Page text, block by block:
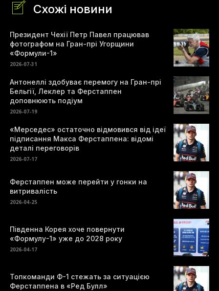
Схожі новини
Президент Чехії Петр Павел працював
фотографом на Гран-прі Угорщини
«Формули-1»
2026-07-31
Антонеллі здобуває перемогу на Гран-прі
Бельгії, Леклер та Ферстаппен
доповнюють подіум
2026-07-19
«Мерседес» остаточно відмовився від ідеї
підписання Макса Ферстаппена: відомі
деталі переговорів
2026-07-17
Ферстаппен може перейти у гонки на
витривалість
2026-04-25
Південна Корея хоче повернути
«Формулу-1» уже до 2028 року
2026-04-17
Топкоманди Ф-1 стежать за ситуацією
Ферстаппена в «Ред Булл»